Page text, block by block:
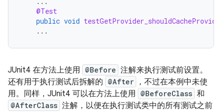
@Test
public void
...
JUnit4 在方法上使用 @Before 注解来执行测试前设置。
还有用于执行测试后拆解的 @After
，不过在本例中未使
用。同样，JUnit4 可以在方法上使用 @BeforeClass 和
@AfterClass 注解，以便在执行测试类中的所有测试之前